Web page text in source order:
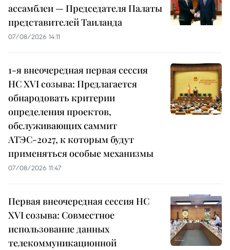
ассамблеи — Председателя Палаты
представителей Таиланда
07/08/2026 14:11
1-я внеочередная первая сессия
НС XVI созыва: Предлагается
обнародовать критерии
определения проектов,
обслуживающих саммит
АТЭС-2027, к которым будут
применяться особые механизмы
07/08/2026 11:47
Первая внеочередная сессия НС
XVI созыва: Совместное
использование данных
телекоммуникационной